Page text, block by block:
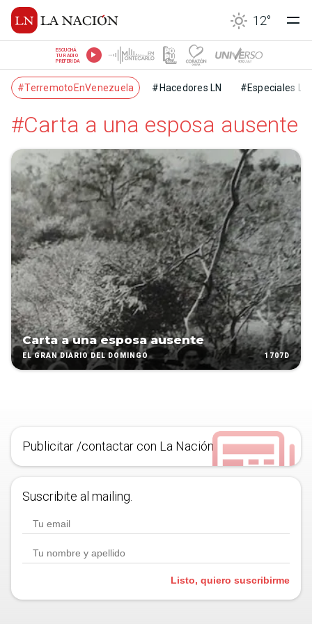
12°
ESCUCHÁ
TU RADIO
PREFERIDA
#TerremotoEnVenezuela #Hacedores LN #Especiales LN
#Carta a una esposa ausente
Carta a una esposa ausente
EL GRAN DIARIO DEL DOMINGO 1707D
Publicitar /contactar con La Nación
Suscribite al mailing.
Listo, quiero suscribirme